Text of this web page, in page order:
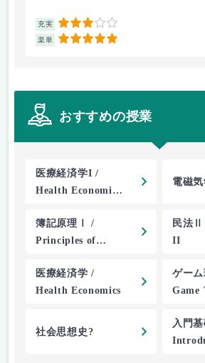
充実 3
楽単 5
おすすめの授業
医療経済学I /
Health Economics
電磁
簿記原理Ⅰ /
Principles of
民法
II
医療経済学 /
Health Economics
ゲー
Game
社会思想史?
入門